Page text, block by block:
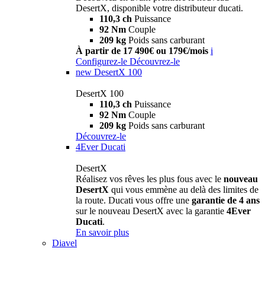
DesertX, disponible votre distributeur ducati.
110,3 ch Puissance
92 Nm Couple
209 kg Poids sans carburant
À partir de 17 490€ ou 179€/mois i
Configurez-le Découvrez-le
new DesertX 100
DesertX 100
110,3 ch Puissance
92 Nm Couple
209 kg Poids sans carburant
Découvrez-le
4Ever Ducati
DesertX
Réalisez vos rêves les plus fous avec le nouveau
DesertX qui vous emmène au delà des limites de
la route. Ducati vous offre une garantie de 4 ans
sur le nouveau DesertX avec la garantie 4Ever
Ducati.
En savoir plus
Diavel